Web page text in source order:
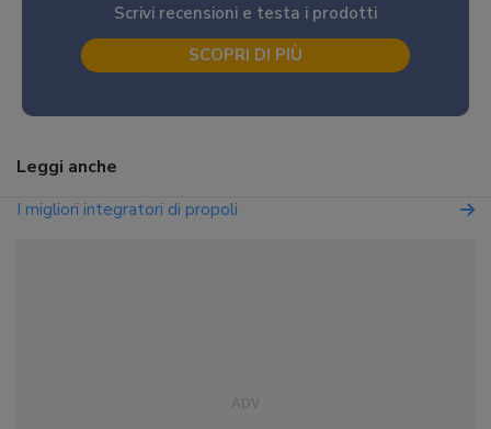
Scrivi recensioni e testa i prodotti
SCOPRI DI PIÙ
Leggi anche
I migliori integratori di propoli